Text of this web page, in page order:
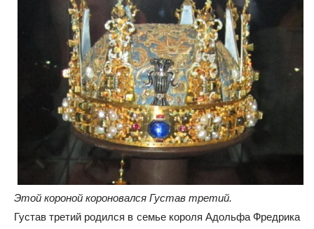
Этой короной короновался Густав третий.
Густав третий родился в семье короля Адольфа Фредрика